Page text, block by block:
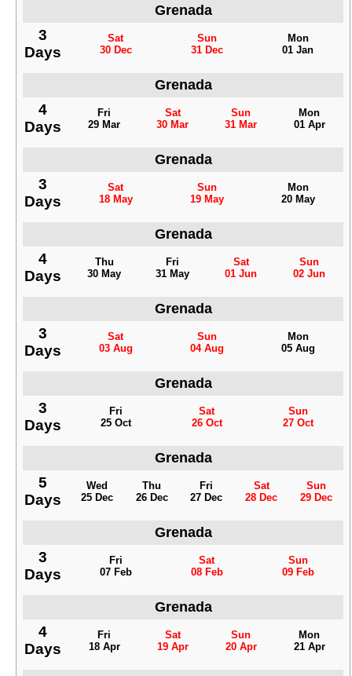
Grenada
3
Days
Sat
30 Dec
Sun
31 Dec
Mon
01 Jan
Grenada
4
Days
Fri
29 Mar
Sat
30 Mar
Sun
31 Mar
Mon
01 Apr
Grenada
3
Days
Sat
18 May
Sun
19 May
Mon
20 May
Grenada
4
Days
Thu
30 May
Fri
31 May
Sat
01 Jun
Sun
02 Jun
Grenada
3
Days
Sat
03 Aug
Sun
04 Aug
Mon
05 Aug
Grenada
3
Days
Fri
25 Oct
Sat
26 Oct
Sun
27 Oct
Grenada
5
Days
Wed
25 Dec
Thu
26 Dec
Fri
27 Dec
Sat
28 Dec
Sun
29 Dec
Grenada
3
Days
Fri
07 Feb
Sat
08 Feb
Sun
09 Feb
Grenada
4
Days
Fri
18 Apr
Sat
19 Apr
Sun
20 Apr
Mon
21 Apr